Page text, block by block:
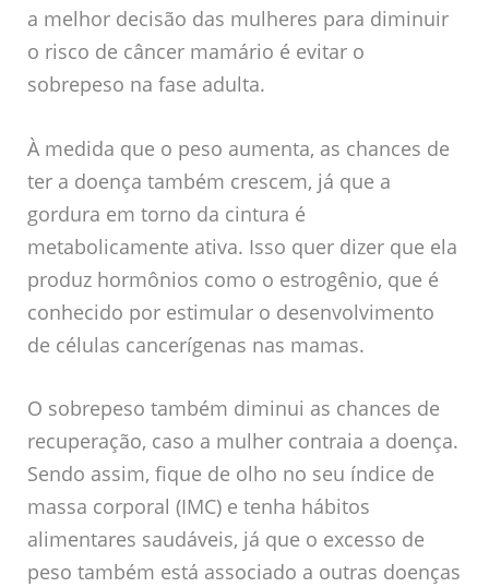
a melhor decisão das mulheres para diminuir
o risco de câncer mamário é evitar o
sobrepeso na fase adulta.
À medida que o peso aumenta, as chances de
ter a doença também crescem, já que a
gordura em torno da cintura é
metabolicamente ativa. Isso quer dizer que ela
produz hormônios como o estrogênio, que é
conhecido por estimular o desenvolvimento
de células cancerígenas nas mamas.
O sobrepeso também diminui as chances de
recuperação, caso a mulher contraia a doença.
Sendo assim, fique de olho no seu índice de
massa corporal (IMC) e tenha hábitos
alimentares saudáveis, já que o excesso de
peso também está associado a outras doenças